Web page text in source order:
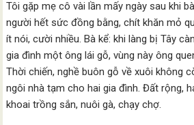
Tôi gặp mẹ cô vài lần mấy ngày sau khi
người hết sức đồng bằng, chít khăn mỏ
ít nói, cười nhiều. Bà kể: khi làng bị Tây
gia đình một ông lái gỗ, vùng này ông
Thời chiến, nghề buôn gỗ về xuôi không
ngôi nhà tạm cho hai gia đình. Đất rộng,
khoai trồng sắn, nuôi gà, chạy chợ.